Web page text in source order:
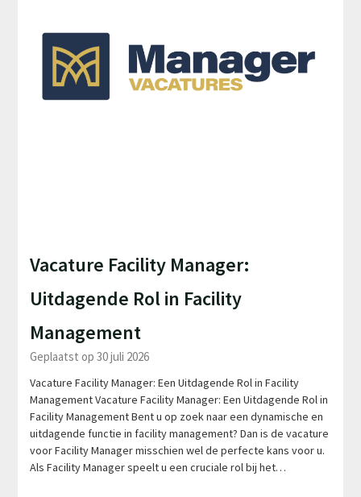
Vacature Facility Manager:
Uitdagende Rol in Facility
Management
Geplaatst op 30 juli 2026
Vacature Facility Manager: Een Uitdagende Rol in Facility
Management Vacature Facility Manager: Een Uitdagende Rol in
Facility Management Bent u op zoek naar een dynamische en
uitdagende functie in facility management? Dan is de vacature
voor Facility Manager misschien wel de perfecte kans voor u.
Als Facility Manager speelt u een cruciale rol bij het…